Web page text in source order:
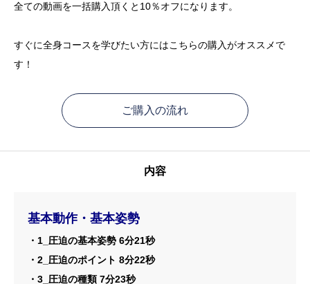
全ての動画を一括購入頂くと10％オフになります。
すぐに全身コースを学びたい方にはこちらの購入がオススメで
す！
ご購入の流れ
内容
基本動作・基本姿勢
・1_圧迫の基本姿勢 6分21秒
・2_圧迫のポイント 8分22秒
・3_圧迫の種類 7分23秒